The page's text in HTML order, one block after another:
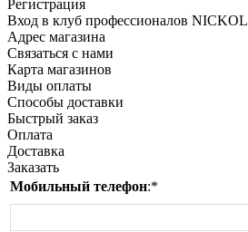
Регистрация
Вход в клуб профессионалов NICKOL
Адрес магазина
Связаться с нами
Карта магазинов
Виды оплаты
Способы доставки
Быстрый заказ
Оплата
Доставка
Заказать
Мобильный телефон:*